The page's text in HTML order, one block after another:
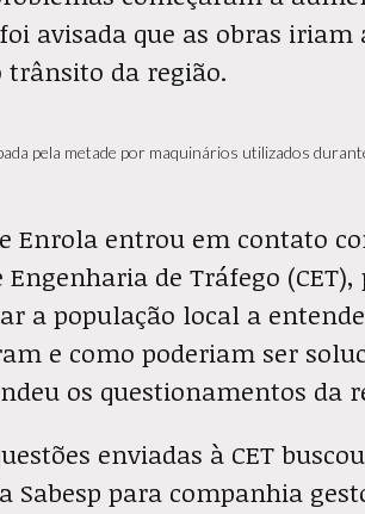
avisada que as obras
da região.
pela metade por maquinários utilizados
Enrola entrou em contato
de Tráfego
a população local a
e como poderiam ser
os questionamentos da
enviadas à CET
Sabesp para companhia